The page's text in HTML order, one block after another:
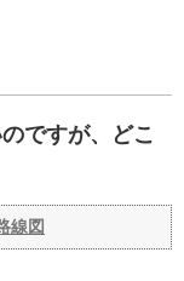
ですが、どこ
線図